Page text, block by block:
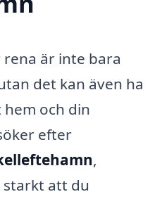
är inte bara
det kan även ha
och din
efter
,
att du